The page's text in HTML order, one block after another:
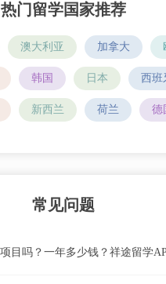
热门留学国家推荐
澳大利亚 加拿大
韩国 日本 西班
新西兰 荷兰 德
常见问题